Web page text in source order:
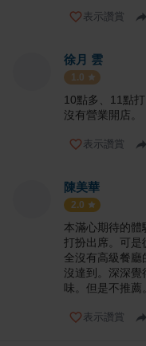
表示讚賞
徐月 雲
1.0
10點多、11點
沒有營業開店。
表示讚賞
陳美華
2.0
本滿心期待的體
打扮出席。可是
全沒有高級餐
沒達到。深深覺
味。但是不推薦。
表示讚賞